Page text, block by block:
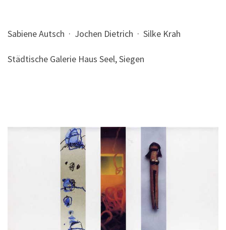
Sabiene Autsch · Jochen Dietrich · Silke Krah
Städtische Galerie Haus Seel, Siegen